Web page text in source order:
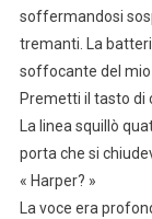
soffermandosi
tremanti. La
soffocante del mio
Premetti il tasto di
La linea squillò
porta che si
« Harper? »
La voce era